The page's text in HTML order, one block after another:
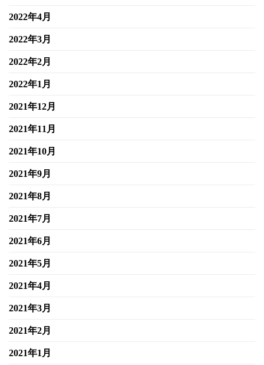
2022年4月
2022年3月
2022年2月
2022年1月
2021年12月
2021年11月
2021年10月
2021年9月
2021年8月
2021年7月
2021年6月
2021年5月
2021年4月
2021年3月
2021年2月
2021年1月